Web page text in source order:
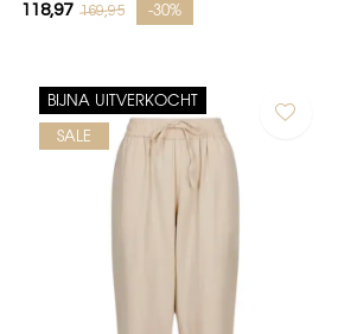
118,97 169,95 -30%
BIJNA UITVERKOCHT
SALE